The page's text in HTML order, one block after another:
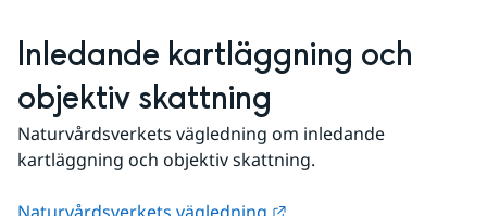
Inledande kartläggning och
objektiv skattning
Naturvårdsverkets vägledning om inledande
kartläggning och objektiv skattning.